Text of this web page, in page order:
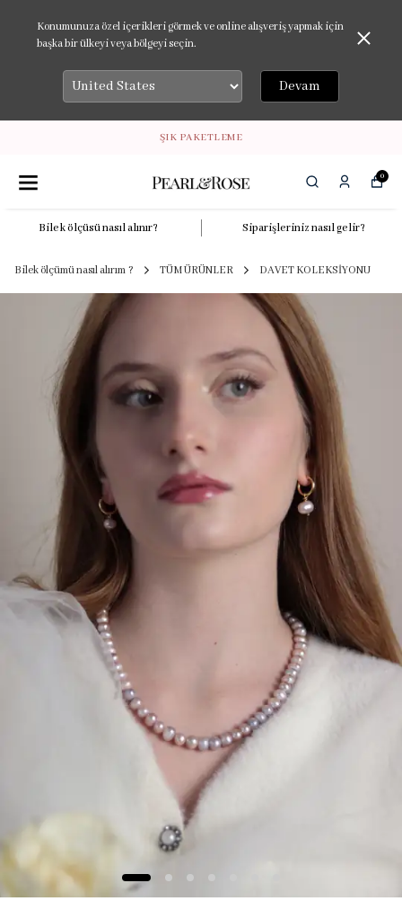
Konumunuza özel içerikleri görmek ve online alışveriş yapmak için
başka bir ülkeyi veya bölgeyi seçin.
Devam
ŞIK PAKETLEME
0
Bilek ölçüsü nasıl alınır? Siparişleriniz nasıl gelir?
Bilek ölçümü nasıl alırım ? TÜM ÜRÜNLER DAVET KOLEKSİYONU